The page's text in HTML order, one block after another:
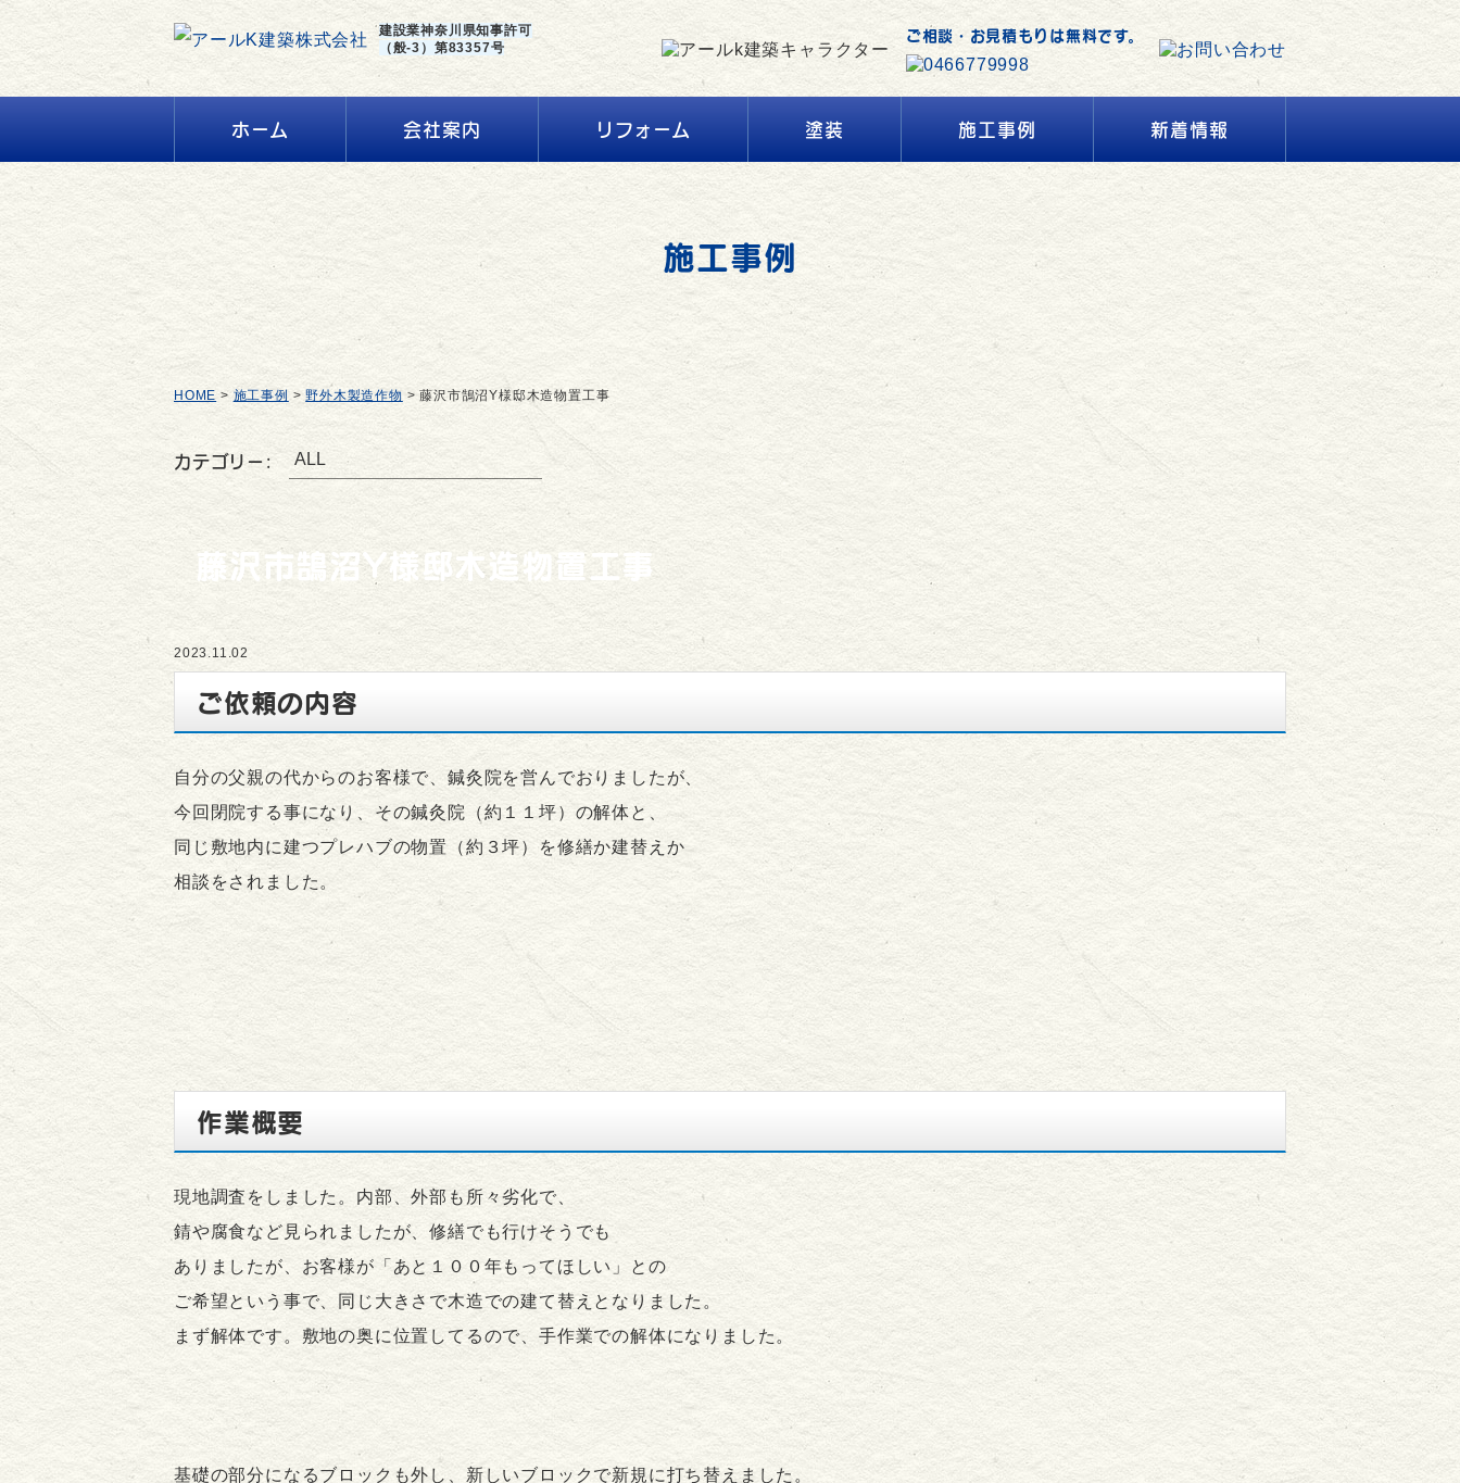
建設業神奈川県知事許可
（般-3）第83357号
ご相談・お見積もりは無料です。
ホーム 会社案内 リフォーム 塗装 施工事例 新着情報
施工事例
HOME > 施工事例 >野外木製造作物 >藤沢市鵠沼Y様邸木造物置工事
カテゴリー:
藤沢市鵠沼Y様邸木造物置工事
2023.11.02
ご依頼の内容
自分の父親の代からのお客様で、鍼灸院を営んでおりましたが、
今回閉院する事になり、その鍼灸院（約１１坪）の解体と、
同じ敷地内に建つプレハブの物置（約３坪）を修繕か建替えか
相談をされました。
作業概要
現地調査をしました。内部、外部も所々劣化で、
錆や腐食など見られましたが、修繕でも行けそうでも
ありましたが、お客様が「あと１００年もってほしい」との
ご希望という事で、同じ大きさで木造での建て替えとなりました。
まず解体です。敷地の奥に位置してるので、手作業での解体になりました。
基礎の部分になるブロックも外し、新しいブロックで新規に打ち替えました。